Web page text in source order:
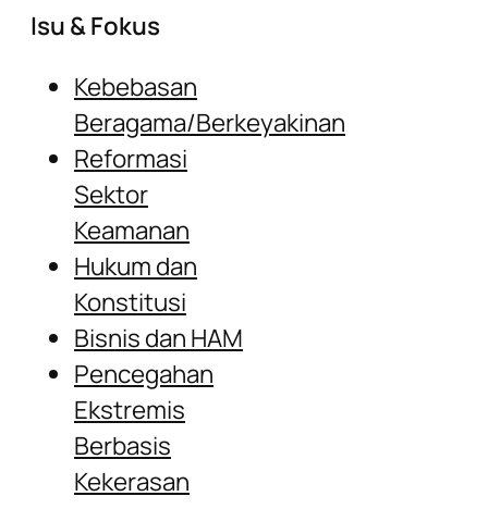
Isu & Fokus
Kebebasan
Beragama/Berkeyakinan
Reformasi
Sektor
Keamanan
Hukum dan
Konstitusi
Bisnis dan HAM
Pencegahan
Ekstremis
Berbasis
Kekerasan